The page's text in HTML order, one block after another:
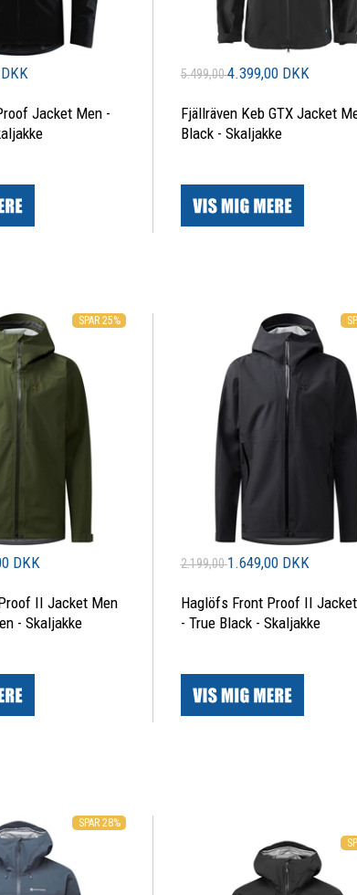
Jacket Men -
5.499,004.399,00 DKK
Fjällräven Keb GTX Jacket
Black - Skaljakke
SPAR 25%
DKK
II Jacket Men
- Skaljakke
2.199,001.649,00 DKK
Haglöfs Front Proof II
- True Black - Skaljakke
SPAR 28%